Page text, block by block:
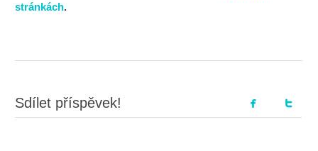
stránkách.
Sdílet příspěvek!